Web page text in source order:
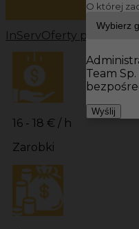
InServOferty pracy
16 - 18 € / h
Zarobki
O której
Team
Wyślij